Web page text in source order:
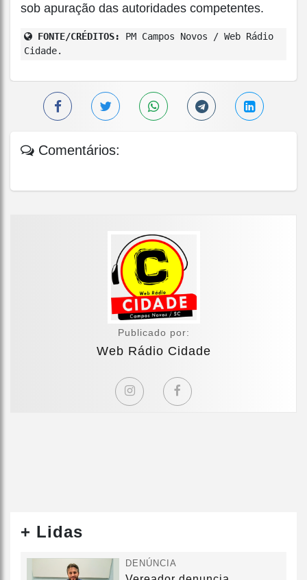
sob apuração das autoridades competentes.
FONTE/CRÉDITOS:
PM Campos Novos / Web Rádio
Cidade.
Comentários:
Publicado por:
Web Rádio Cidade
+ Lidas
DENÚNCIA